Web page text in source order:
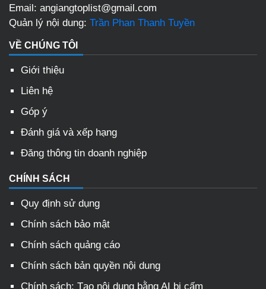
Email: angiangtoplist@gmail.com
Quản lý nội dung: Trần Phan Thanh Tuyền
VỀ CHÚNG TÔI
Giới thiệu
Liên hệ
Góp ý
Đánh giá và xếp hạng
Đăng thông tin doanh nghiệp
CHÍNH SÁCH
Quy định sử dụng
Chính sách bảo mật
Chính sách quảng cáo
Chính sách bản quyền nội dung
Chính sách: Tạo nội dung bằng AI bị cấm